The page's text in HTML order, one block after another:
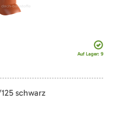
Auf Lager: 9
schwarz